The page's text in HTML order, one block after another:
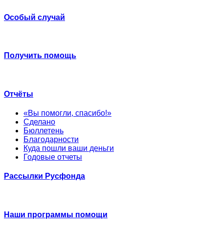
Особый случай
Получить помощь
Отчёты
«Вы помогли, спасибо!»
Сделано
Бюллетень
Благодарности
Куда пошли ваши деньги
Годовые отчеты
Рассылки Русфонда
Наши программы помощи